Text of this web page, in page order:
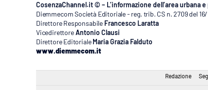
CosenzaChannel.it © – L’informazione dell’area urbana
Diemmecom Società Editoriale - reg. trib. CS n. 2709 del
Direttore Responsabile Francesco Laratta
VicedirettoreAntonio Clausi
Direttore Editoriale Maria Grazia Falduto
www.diemmecom.it
Redazione